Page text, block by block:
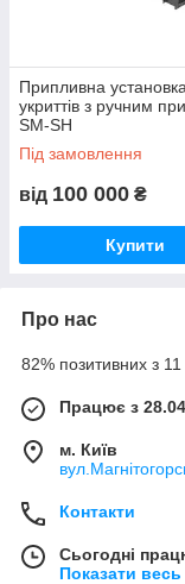
Припливна
укриттів з ручним
SM-SH
Під замовлення
від 100 000 ₴
Купити
Про нас
82% позитивних з 11
Працює з
м. Київ
Контакти
Сьогодні
Показати